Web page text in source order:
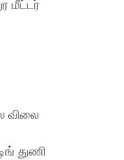
மீட்டர்
விலை
துணி